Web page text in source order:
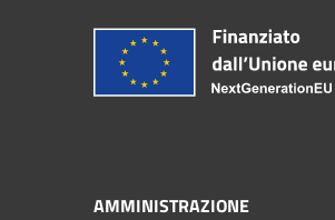
AMMINISTRAZIONE